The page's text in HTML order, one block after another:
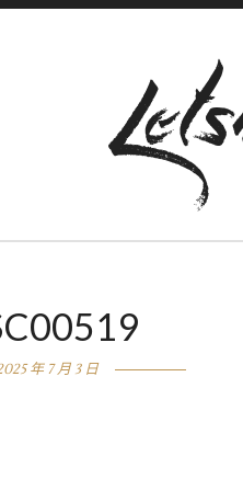
年 7 月 3 日